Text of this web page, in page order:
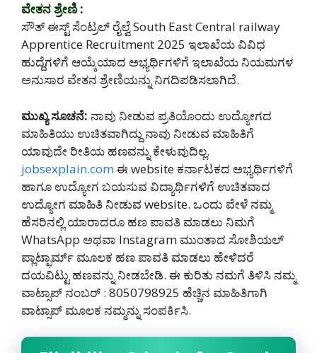
ವೇತನ ಶ್ರೇಣಿ :
ಸೌತ್ ಈಸ್ಟ್ ಸೆಂಟ್ರಲ್ ರೈಲ್ವೆ South East Central railway
Apprentice Recruitment 2025 ಇಲಾಖೆಯ ವಿವಿಧ
ಹುದ್ದೆಗಳಿಗೆ ಆಯ್ಕೆಯಾದ ಅಭ್ಯರ್ಥಿಗಳಿಗೆ ಇಲಾಖೆಯ ನಿಯಮಗಳ
ಅನುಸಾರ ವೇತನ ಶ್ರೇಣಿಯನ್ನು ನಿಗದಿಪಡಿಸಲಾಗಿದೆ.
ಮುಖ್ಯ ಸೂಚನೆ: ನಾವು ನೀಡುವ ಪ್ರತಿಯೊಂದು ಉದ್ಯೋಗದ
ಮಾಹಿತಿಯು ಉಚಿತವಾಗಿದ್ದು ನಾವು ನೀಡುವ ಮಾಹಿತಿಗೆ
ಯಾವುದೇ ರೀತಿಯ ಹಣವನ್ನು ಕೇಳುವುದಿಲ್ಲ.
jobsexplain.comಈ website ಕರ್ನಾಟಕದ ಅಭ್ಯರ್ಥಿಗಳಿಗೆ
ಹಾಗೂ ಉದ್ಯೋಗ ಬಯಸುವ ವಿದ್ಯಾರ್ಥಿಗಳಿಗೆ ಉಚಿತವಾದ
ಉದ್ಯೋಗ ಮಾಹಿತಿ ನೀಡುವ website. ಒಂದು ವೇಳೆ ನಮ್ಮ
ಹೆಸರಿನಲ್ಲಿ ಯಾರಾದರೂ ಹಣ ಪಾವತಿ ಮಾಡಲು ನಿಮಗೆ
WhatsApp ಅಥವಾ Instagram ಮುಂತಾದ ಸೋಶಿಯಲ್
ಪ್ಲಾಟ್ಫಾರ್ಮ್ ಮೂಲಕ ಹಣ ಪಾವತಿ ಮಾಡಲು ಹೇಳಿದರೆ
ದಯವಿಟ್ಟು ಹಣವನ್ನು ನೀಡಬೇಡಿ‌. ಈ ಕುರಿತು ನಮಗೆ ತಿಳಿಸಿ ನಮ್ಮ
ವಾಟ್ಸಾಪ್ ನಂಬರ್ : 8050798925 ಹೆಚ್ಚಿನ ಮಾಹಿತಿಗಾಗಿ
ವಾಟ್ಸಾಪ್ ಮೂಲಕ ನಮ್ಮನ್ನು ಸಂಪರ್ಕಿಸಿ.